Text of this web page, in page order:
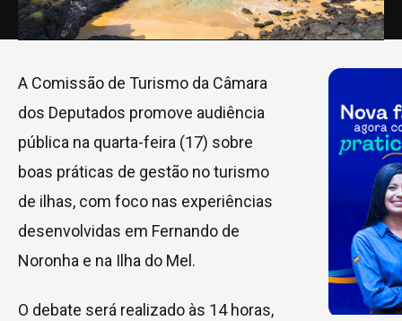
A Comissão de Turismo da Câmara
dos Deputados promove audiência
pública na quarta-feira (17) sobre
boas práticas de gestão no turismo
de ilhas, com foco nas experiências
desenvolvidas em Fernando de
Noronha e na Ilha do Mel.
O debate será realizado às 14 horas,